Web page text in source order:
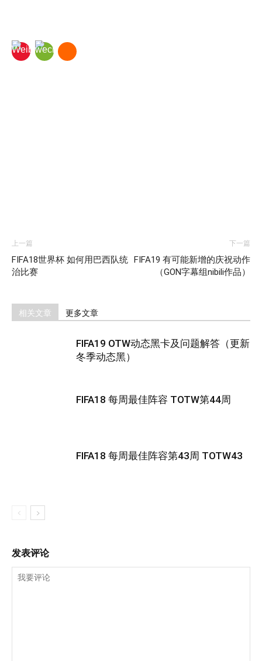
上一篇
FIFA18世界杯 如何用巴西队统
治比赛
下一篇
FIFA19 有可能新增的庆祝动作
（GON字幕组nibili作品）
相关文章 更多文章
FIFA19 OTW动态黑卡及问题解答（更新
冬季动态黑）
FIFA18 每周最佳阵容 TOTW第44周
FIFA18 每周最佳阵容第43周 TOTW43
发表评论